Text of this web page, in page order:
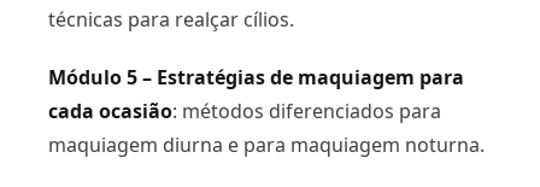
técnicas para realçar cílios.
Módulo 5 – Estratégias de maquiagem para
cada ocasião: métodos diferenciados para
maquiagem diurna e para maquiagem noturna.